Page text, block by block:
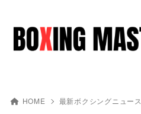
HOME 最新ボクシングニュース